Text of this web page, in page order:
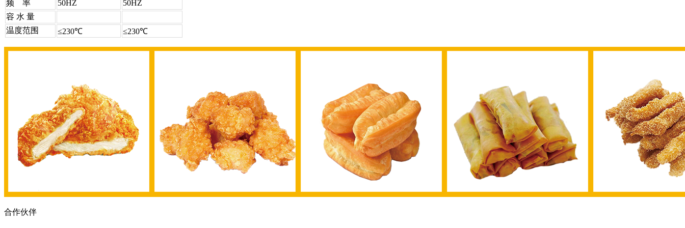
频 率
50HZ
50HZ
容 水 量
温度范围
≤230℃ ≤230℃
合作伙伴